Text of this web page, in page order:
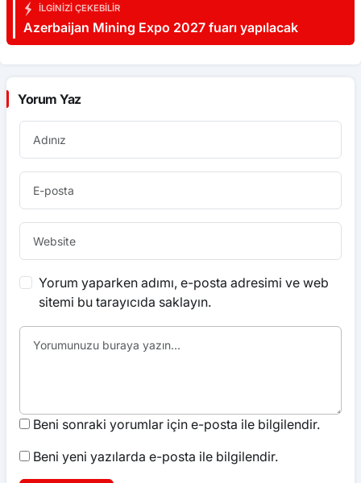
İLGINIZI ÇEKEBILIR
Azerbaijan Mining Expo 2027 fuarı yapılacak
Yorum Yaz
Yorum yaparken adımı, e-posta adresimi ve web
sitemi bu tarayıcıda saklayın.
Beni sonraki yorumlar için e-posta ile bilgilendir.
Beni yeni yazılarda e-posta ile bilgilendir.